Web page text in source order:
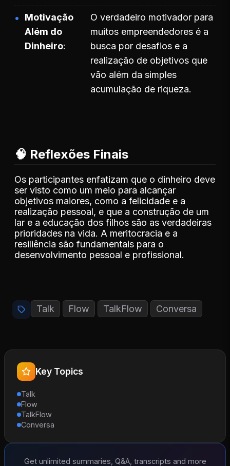
Motivação
Além do
Dinheiro
O verdadeiro motivador para
muitos empreendedores é a
busca por desafios e a
realização de objetivos que
vão além da simples
acumulação de riqueza.
🧠 Reflexões Finais
Os participantes enfatizam que o dinheiro deve
ser visto como um meio para alcançar
objetivos maiores, como a felicidade e a
realização pessoal, e que a construção de um
lar e a educação dos filhos são as verdadeiras
prioridades na vida. A meritocracia e a
resiliência são fundamentais para o
desenvolvimento pessoal e profissional.
Talk Flow TalkFlow Conversa
Key Topics
Talk
Flow
TalkFlow
Conversa
Get unlimited summaries, Q&A, transcripts and more